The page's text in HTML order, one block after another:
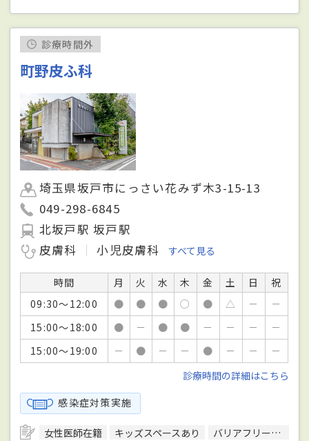
診療時間外
町野皮ふ科
埼玉県坂戸市にっさい花みず木3-15-13
049-298-6845
北坂戸駅 坂戸駅
皮膚科
小児皮膚科 すべて見る
時間 月 火 水 木 金 土 日
祝
09:30～12:00
● ● ● ○ ● △ －
－
15:00～18:00
● － ● ● － － －
－
15:00～19:00
－ ● － － ● － －
－
診療時間の詳細はこちら
感染症対策実施
女性医師在籍 キッズスペースあり バリアフリー対応